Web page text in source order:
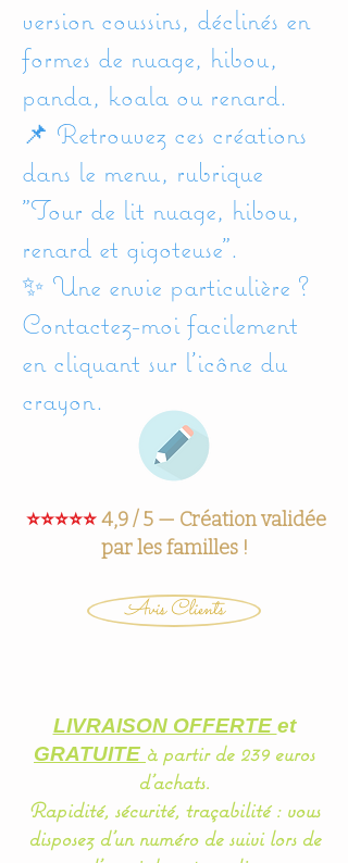
version coussins, déclinés en
formes de nuage, hibou,
panda, koala ou renard.
📌 Retrouvez ces créations
dans le menu, rubrique
"Tour de lit nuage, hibou,
renard et gigoteuse".
✨ Une envie particulière ?
Contactez-moi facilement
en cliquant sur l’icône du
crayon.
⭐⭐⭐⭐⭐4,9 / 5 — Création validée
par les familles !
Avis Clients
LIVRAISON OFFERTE et
GRATUITE à partir de 239 euros
d'achats.
Rapidité, sécurité, traçabilité : vous
disposez d'un numérode suivi lors de